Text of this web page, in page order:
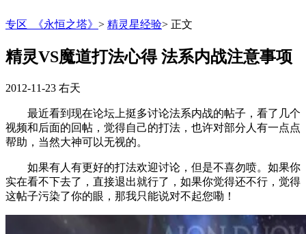
专区_《永恒之塔》 > 精灵星经验> 正文
精灵VS魔道打法心得 法系内战注意事项
2012-11-23 右天
最近看到现在论坛上挺多讨论法系内战的帖子，看了几个
视频和后面的回帖，觉得自己的打法，也许对部分人有一点点
帮助，当然大神可以无视的。
如果有人有更好的打法欢迎讨论，但是不喜勿喷。如果你
实在看不下去了，直接退出就行了，如果你觉得还不行，觉得
这帖子污染了你的眼，那我只能说对不起您嘞！